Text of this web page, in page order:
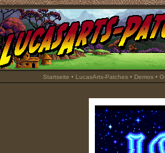
Startseite • LucasArts-Patches• Demos•